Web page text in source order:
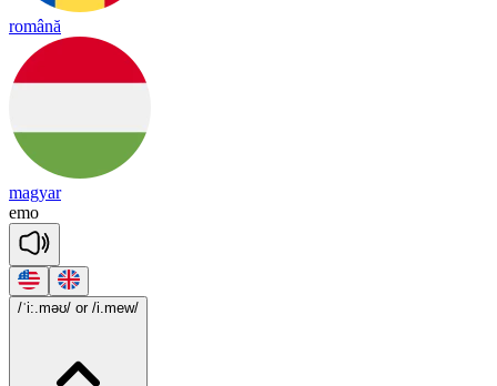
română
magyar
emo
/ˈi:.məʊ/ or /i.mew/